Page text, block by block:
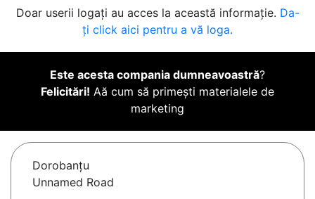
Doar userii logați au acces la această informație. Da-
ți click aici pentru a vă loga.
Este acesta compania dumneavoastră?
Felicitări! Aă cum să primești materialele de
marketing
Dorobanţu
Unnamed Road